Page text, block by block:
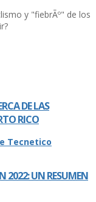
y "fiebrÃº" de los
DE LAS
RICO
2022: UN RESUMEN